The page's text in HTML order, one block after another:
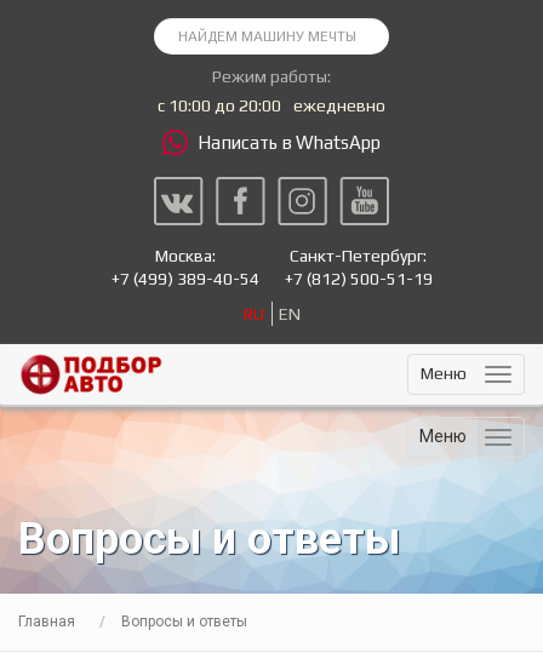
Режим работы:
с 10:00 до 20:00
ежедневно
Написать в WhatsApp
Москва:
+7 (499) 389-40-54
Санкт-Петербург:
+7 (812) 500-51-19
RU
EN
Меню
Меню
Вопросы и ответы
Главная Вопросы и ответы